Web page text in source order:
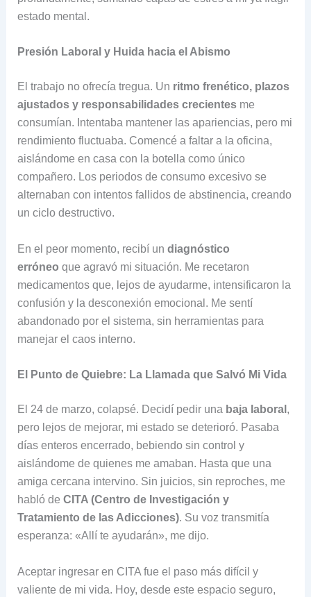
estado mental.
Presión Laboral y Huida hacia el Abismo
El trabajo no ofrecía tregua. Un ritmo frenético, plazos
ajustados y responsabilidades crecientesme
consumían. Intentaba mantener las apariencias, pero mi
rendimiento fluctuaba. Comencé a faltar a la oficina,
aislándome en casa con la botella como único
compañero. Los periodos de consumo excesivo se
alternaban con intentos fallidos de abstinencia, creando
un ciclo destructivo.
En el peor momento, recibí un diagnóstico
erróneo que agravó mi situación. Me recetaron
medicamentos que, lejos de ayudarme, intensificaron la
confusión y la desconexión emocional. Me sentí
abandonado por el sistema, sin herramientas para
manejar el caos interno.
El Punto de Quiebre: La Llamada que Salvó Mi Vida
El 24 de marzo, colapsé. Decidí pedir una baja laboral ,
pero lejos de mejorar, mi estado se deterioró. Pasaba
días enteros encerrado, bebiendo sin control y
aislándome de quienes me amaban. Hasta que una
amiga cercana intervino. Sin juicios, sin reproches, me
habló de CITA (Centro de Investigación y
Tratamiento de las Adicciones). Su voz transmitía
esperanza: «Allí te ayudarán», me dijo.
Aceptar ingresar en CITA fue el paso más difícil y
valiente de mi vida. Hoy, desde este espacio seguro,